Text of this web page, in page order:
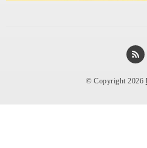
© Copyright 2026